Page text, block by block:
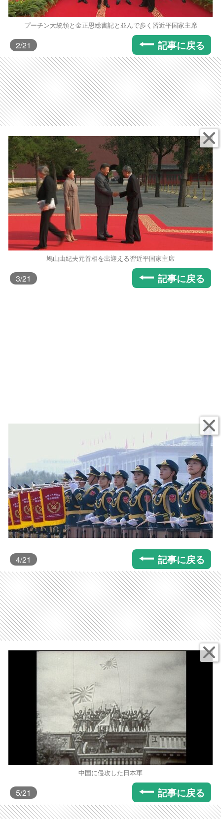
プーチン大統領と金正恩総書記と並んで歩く習近平国家主席
2/21 記事に戻る
鳩山由紀夫元首相を出迎える習近平国家主席
3/21 記事に戻る
4/21 記事に戻る
中国に侵攻した日本軍
5/21 記事に戻る